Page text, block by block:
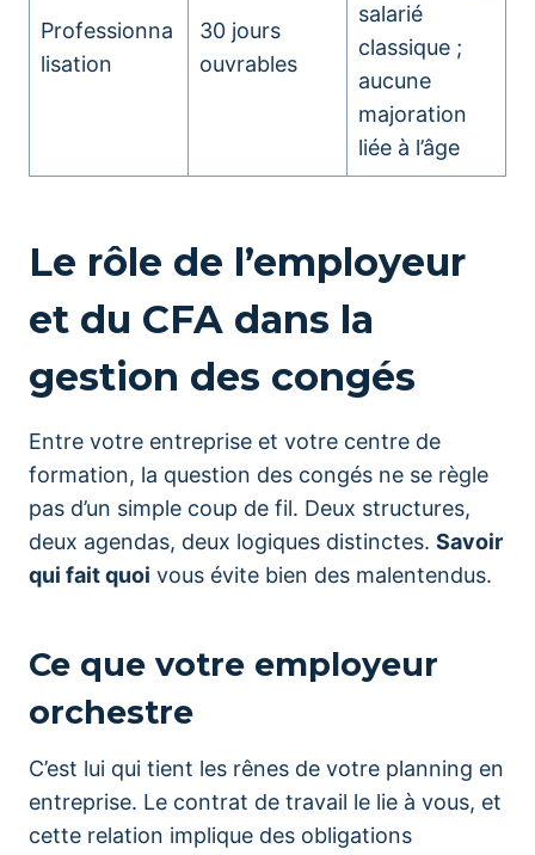
Professionna
lisation
30 jours
ouvrables
salarié
classique ;
aucune
majoration
liée à l’âge
Le rôle de l’employeur
et du CFA dans la
gestion des congés
Entre votre entreprise et votre centre de
formation, la question des congés ne se règle
pas d’un simple coup de fil. Deux structures,
deux agendas, deux logiques distinctes. Savoir
qui fait quoi vous évite bien des malentendus.
Ce que votre employeur
orchestre
C’est lui qui tient les rênes de votre planning en
entreprise. Le contrat de travail le lie à vous, et
cette relation implique des obligations